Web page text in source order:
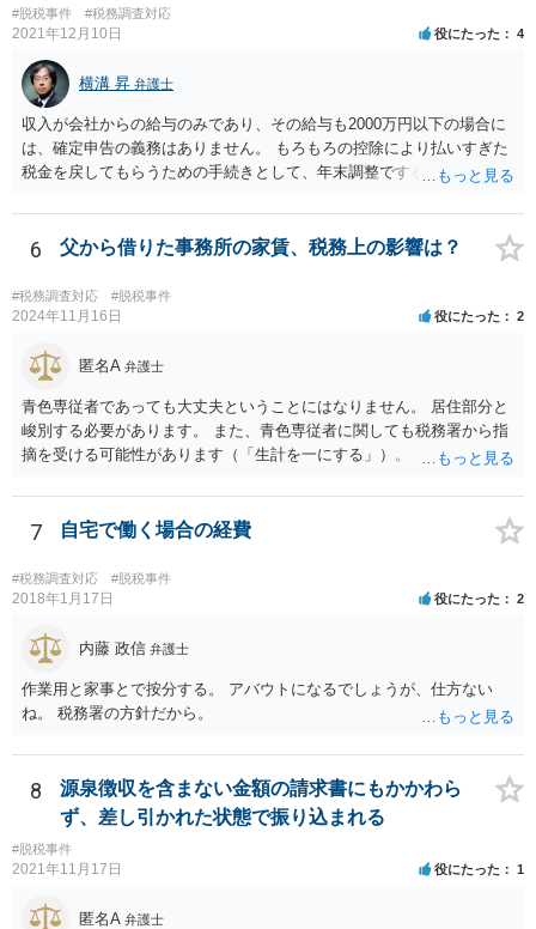
#脱税事件 #税務調査対応
2021年12月10日 役にたった 4
横溝 昇 弁護士
収入が会社からの給与のみであり、その給与も2000万円以下の場合に
は、確定申告の義務はありません。 もろもろの控除により払いすぎた
税金を戻してもらうための手続きとして、年末調整でするのか、確定
する義務がある場合で確定申告をしなかった場合には、税務署の調査
等があり、本来払うべき税金にプラスして加算税の処分を科される場
合もあります。 高額なものでもない限り単なる無申告だけでは直ちに
逮捕されないとは思います。
6 父から借りた事務所の家賃、税務上の影響は？
#税務調査対応 #脱税事件
2024年11月16日 役にたった 2
匿名A 弁護士
青色専従者であっても大丈夫ということにはなりません。 居住部分と
峻別する必要があります。 また、青色専従者に関しても税務署から指
摘を受ける可能性があります（「生計を一にする」）。
7 自宅で働く場合の経費
#税務調査対応 #脱税事件
2018年1月17日 役にたった 2
内藤 政信 弁護士
作業用と家事とで按分する。 アバウトになるでしょうが、仕方ない
ね。 税務署の方針だから。
8
源泉徴収を含まない金額の請求書にもかかわら
ず、差し引かれた状態で振り込まれる
#脱税事件
2021年11月17日 役にたった 1
匿名A 弁護士